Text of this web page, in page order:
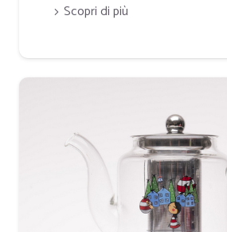
Scopri di più